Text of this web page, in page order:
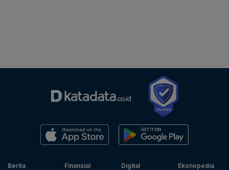
Berita
Finansial
Digital
Ekonopedia